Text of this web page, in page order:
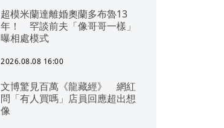
超模米蘭達離婚奧蘭多布魯13
年！ 罕談前夫「像哥哥一樣」
曝相處模式
2026.08.08 16:00
文博驚見百萬《龍藏經》 網紅
問「有人買嗎」店員回應超出想
像